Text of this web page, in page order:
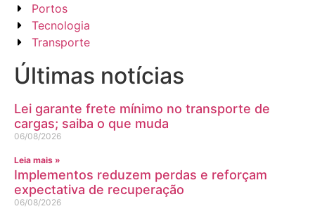
Portos
Tecnologia
Transporte
Últimas notícias
Lei garante frete mínimo no transporte de
cargas; saiba o que muda
06/08/2026
Leia mais »
Implementos reduzem perdas e reforçam
expectativa de recuperação
06/08/2026